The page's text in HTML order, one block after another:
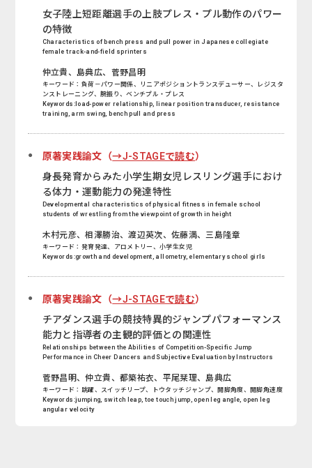
女子陸上短距離選手の上肢プレス・プル動作のパワー
の特徴
Characteristics of bench press and pull power in Japanese collegiate
female track-and-field sprinters
仲立貴、島典広、菅野昌明
キーワード：負荷－パワー関係、リニアポジショントランスデューサー、レジスタ
ンストレーニング、腕振り、ベンチプル・プレス
Keywords:load-power relationship, linear position transducer, resistance
training, arm swing, bench pull and press
原著実践論文（→J-STAGEで読む）
身長発育からみた小学生期女児レスリング選手におけ
る体力・運動能力の発達特性
Developmental characteristics of physical fitness in female school
students of wrestling from the viewpoint of growth in height
木村元彦、相澤勝治、渡辺英次、佐藤満、三島隆章
キーワード：発育発達、アロメトリー、小学生女児
Keywords:growth and development, allometry, elementary school girls
原著実践論文（→J-STAGEで読む）
チアダンス選手の競技特異的ジャンプパフォーマンス
能力と指導者の主観的評価との関連性
Relationships between the Abilities of Competition-Specific Jump
Performance in Cheer Dancers and Subjective Evaluation by Instructors
菅野昌明、仲立貴、都築祐衣、平尾栞理、島典広
キーワード：跳躍、スイッチリープ、トウタッチジャンプ、開脚角度、開脚角速度
Keywords:jumping, switch leap, toe touch jump, open leg angle, open leg
angular velocity